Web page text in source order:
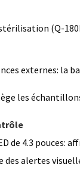
(Q-
externes: la
les
de 4.3 pouces:
alertes